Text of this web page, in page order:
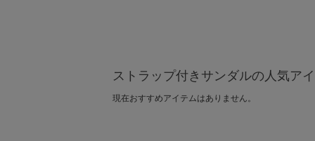
ストラップ付きサンダルの人気ア
現在おすすめアイテムはありません。